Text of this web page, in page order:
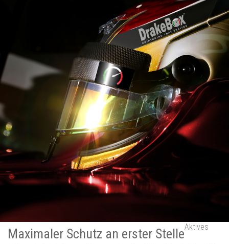
Maximaler Schutz an erster StelleAktives